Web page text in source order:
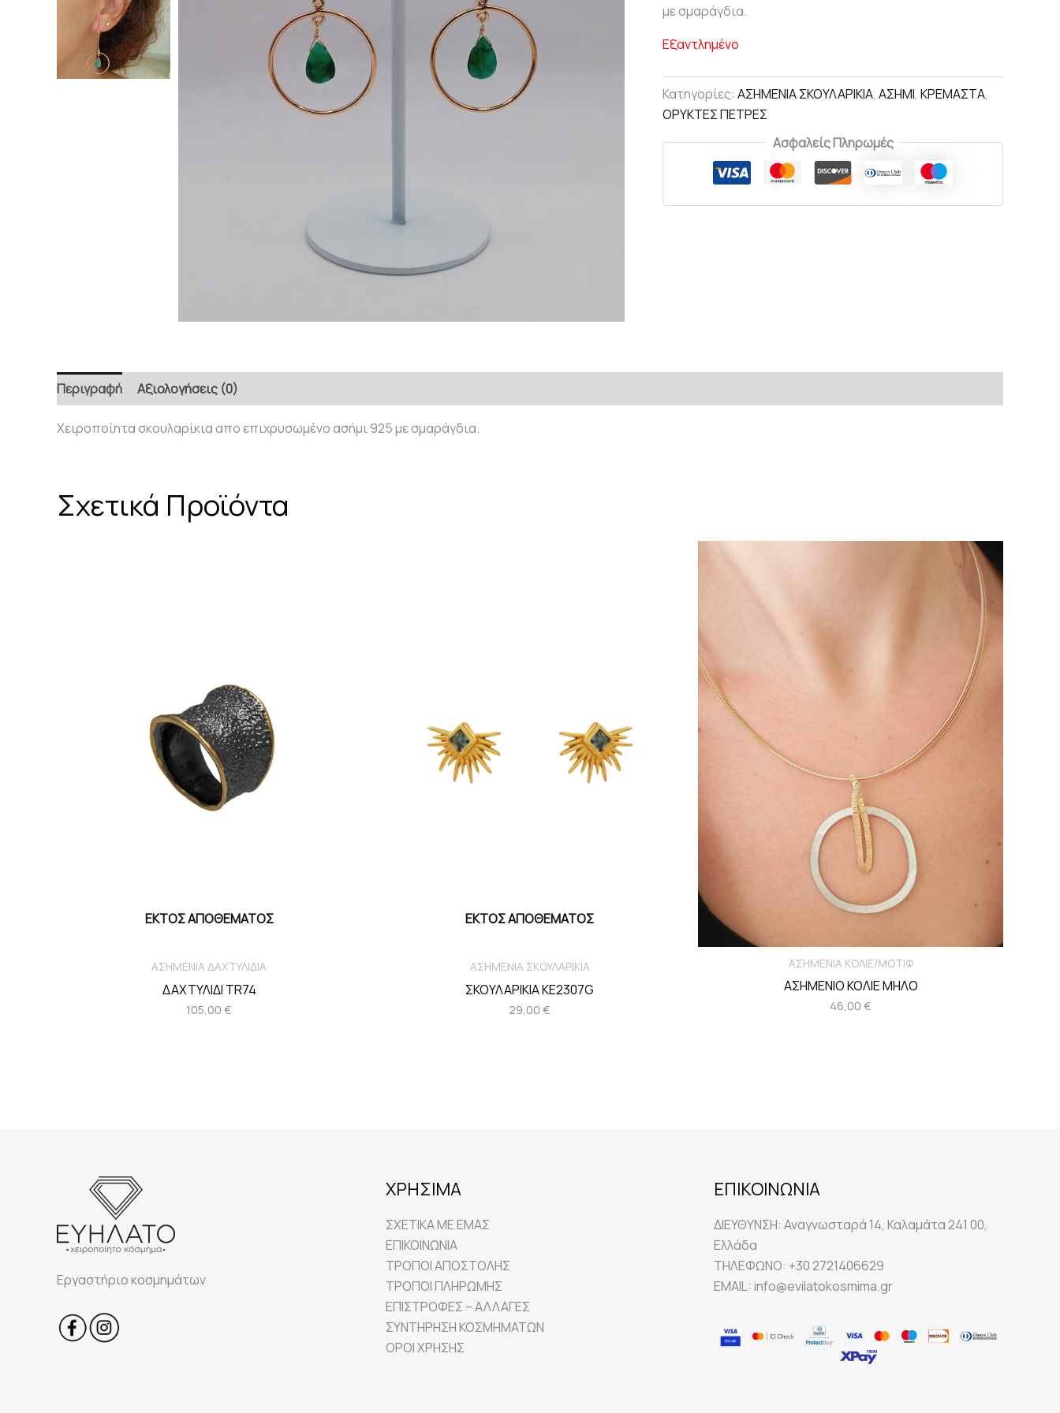
με σμαράγδια.
Εξαντλημένο
Κατηγορίες: ΑΣΗΜΕΝΙΑ ΣΚΟΥΛΑΡΙΚΙΑ, ΑΣΗΜΙ, ΚΡΕΜΑΣΤΑ,
ΟΡΥΚΤΕΣ ΠΕΤΡΕΣ
Ασφαλείς Πληρωμές
Περιγραφή Αξιολογήσεις (0)
Χειροποίητα σκουλαρίκια απο επιχρυσωμένο ασήμι 925 με σμαράγδια.
Σχετικά Προϊόντα
ΕΚΤΌΣ ΑΠΟΘΈΜΑΤΟΣ
ΑΣΗΜΕΝΙΑ ΔΑΧΤΥΛΙΔΙΑ
ΔΑΧΤΥΛΙΔΙ TR74
105,00€
ΕΚΤΌΣ ΑΠΟΘΈΜΑΤΟΣ
ΑΣΗΜΕΝΙΑ ΣΚΟΥΛΑΡΙΚΙΑ
ΣΚΟΥΛΑΡΙΚΙΑ KE2307G
29,00€
ΑΣΗΜΕΝΙΑ ΚΟΛΙΕ/ΜΟΤΙΦ
ΑΣΗΜΕΝΙΟ ΚΟΛΙΕ ΜΗΛΟ
46,00€
Εργαστήριο κοσμημάτων
ΧΡΗΣΙΜΑ
ΣΧΕΤΙΚΑ ΜΕ ΕΜΑΣ
ΕΠΙΚΟΙΝΩΝΙΑ
ΤΡΟΠΟΙ ΑΠΟΣΤΟΛΗΣ
ΤΡΟΠΟΙ ΠΛΗΡΩΜΗΣ
ΕΠΙΣΤΡΟΦΕΣ – ΑΛΛΑΓΕΣ
ΣΥΝΤΗΡΗΣΗ ΚΟΣΜΗΜΑΤΩΝ
ΟΡΟΙ ΧΡΗΣΗΣ
ΕΠΙΚΟΙΝΩΝΙΑ
ΔΙΕΥΘΥΝΣΗ:Αναγνωσταρά 14, Καλαμάτα 241 00,
Ελλάδα
ΤΗΛΕΦΩΝΟ: +30 2721406629
EMAIL:info@evilatokosmima.gr